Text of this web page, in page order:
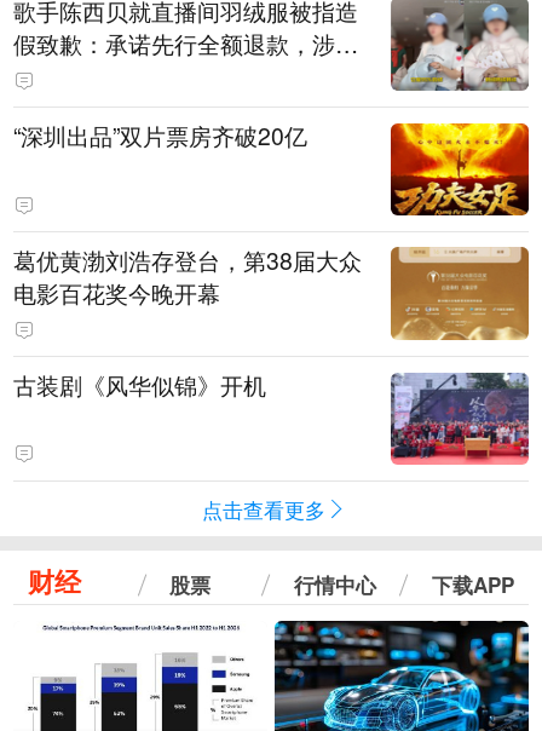
歌手陈西贝就直播间羽绒服被指造
假致歉：承诺先行全额退款，涉事
销售额约300万元
“深圳出品”双片票房齐破20亿
葛优黄渤刘浩存登台，第38届大众
电影百花奖今晚开幕
古装剧《风华似锦》开机
点击查看更多
财经 股票 行情中心 下载APP